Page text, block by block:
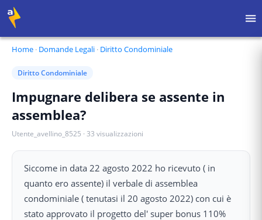
Home · Domande Legali · Diritto Condominiale
Diritto Condominiale
Impugnare delibera se assente in
assemblea?
Utente_avellino_8525 · 33 visualizzazioni
Siccome in data 22 agosto 2022 ho ricevuto ( in
quanto ero assente) il verbale di assemblea
condominiale ( tenutasi il 20 agosto 2022) con cui è
stato approvato il progetto del' super bonus 110%